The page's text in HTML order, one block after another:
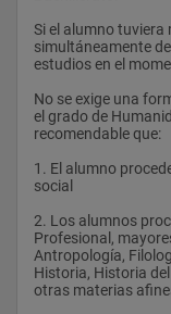
Analizar con
los problemas
Competencia T5
diversa índole para
temas culturales,
Competencia T6:
Expresar las
oralmente y en
1 2 Básico
44509 Historia
1 2 Básico
44510 Historia del
2 3 Obligatoria
44511 Texto Oral,
2 3 Obligatoria
44512 Ampliación
2 3 Obligatoria
Si el alumno tuviera
simultáneamente
estudios en el
No se exige una
el grado de
recomendable que:
1. El alumno
social
2. Los alumnos
Profesional,
Antropología,
Historia, Historia
otras materias